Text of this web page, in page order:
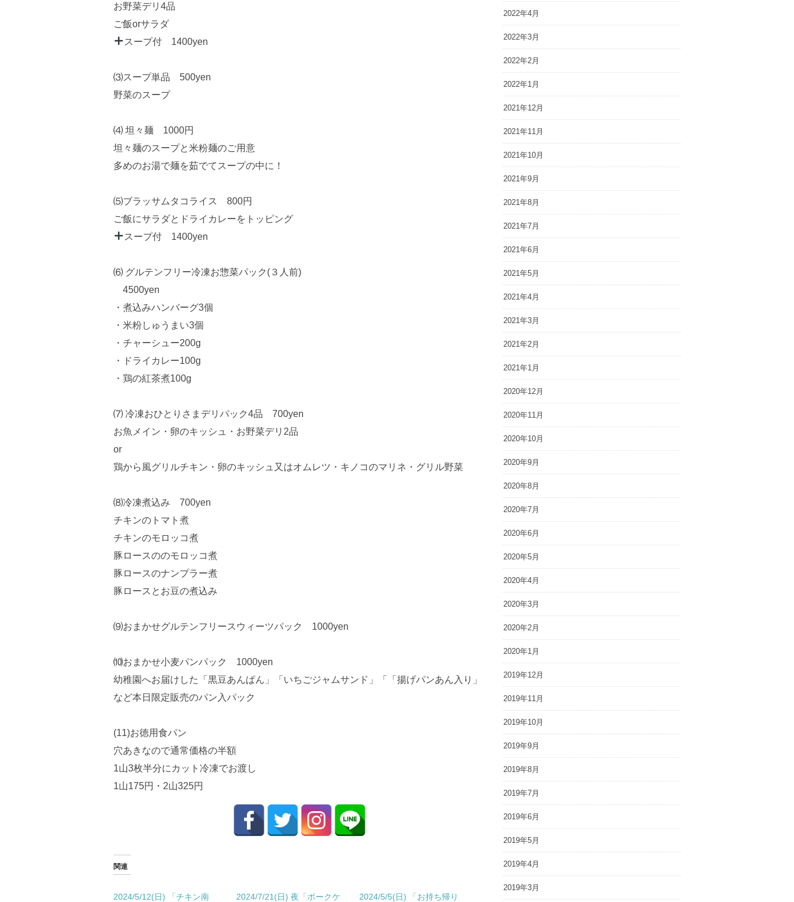
お野菜デリ4品
ご飯orサラダ
スープ付 1400yen
⑶スープ単品 500yen
野菜のスープ
⑷ 坦々麺 1000円
坦々麺のスープと米粉麺のご用意
多めのお湯で麺を茹でてスープの中に！
⑸ブラッサムタコライス 800円
ご飯にサラダとドライカレーをトッピング
スープ付 1400yen
⑹ グルテンフリー冷凍お惣菜パック(３人前)
4500yen
・煮込みハンバーグ3個
・米粉しゅうまい3個
・チャーシュー200g
・ドライカレー100g
・鶏の紅茶煮100g
⑺ 冷凍おひとりさまデリパック4品 700yen
お魚メイン・卵のキッシュ・お野菜デリ2品
or
鶏から風グリルチキン・卵のキッシュ又はオムレツ・キノコのマリネ・グリル野菜
⑻冷凍煮込み 700yen
チキンのトマト煮
チキンのモロッコ煮
豚ロースののモロッコ煮
豚ロースのナンプラー煮
豚ロースとお豆の煮込み
⑼おまかせグルテンフリースウィーツパック 1000yen
⑽おまかせ小麦パンパック 1000yen
幼稚園へお届けした「黒豆あんぱん」「いちごジャムサンド」「「揚げパンあん入り」
など本日限定販売のパン入パック
(11)お徳用食パン
穴あきなので通常価格の半額
1山3枚半分にカット冷凍でお渡し
1山175円・2山325円
関連
2024/5/12(日) 「チキン南 2024/7/21(日) 夜「ポークケ 2024/5/5(日) 「お持ち帰り
2022年4月
2022年3月
2022年2月
2022年1月
2021年12月
2021年11月
2021年10月
2021年9月
2021年8月
2021年7月
2021年6月
2021年5月
2021年4月
2021年3月
2021年2月
2021年1月
2020年12月
2020年11月
2020年10月
2020年9月
2020年8月
2020年7月
2020年6月
2020年5月
2020年4月
2020年3月
2020年2月
2020年1月
2019年12月
2019年11月
2019年10月
2019年9月
2019年8月
2019年7月
2019年6月
2019年5月
2019年4月
2019年3月